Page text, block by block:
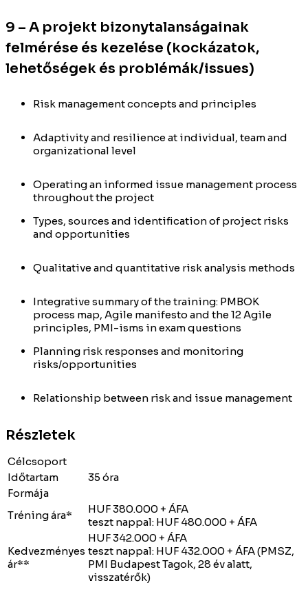
9 – A projekt bizonytalanságainak
felmérése és kezelése (kockázatok,
lehetőségek és problémák/issues)
Risk management concepts and principles
Adaptivity and resilience at individual, team and
organizational level
Operating an informed issue management process
throughout the project
Types, sources and identification of project risks
and opportunities
Qualitative and quantitative risk analysis methods
Integrative summary of the training: PMBOK
process map, Agile manifesto and the 12 Agile
principles, PMI-isms in exam questions
Planning risk responses and monitoring
risks/opportunities
Relationship between risk and issue management
Részletek
Célcsoport
Időtartam
35 óra
Formája
Tréning ára*
HUF 380.000 + ÁFA
teszt nappal: HUF 480.000 + ÁFA
Kedvezményes
ár**
HUF 342.000 + ÁFA
teszt nappal: HUF 432.000 + ÁFA (PMSZ,
PMI Budapest Tagok, 28 év alatt,
visszatérők)